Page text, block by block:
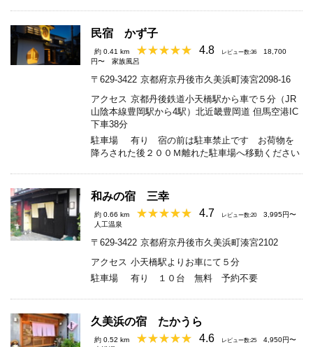
民宿 かず子
約 0.41 km 4.8 レビュー数:36
18,700
円〜
家族風呂
〒629-3422 京都府京丹後市久美浜町湊宮2098-16
アクセス 京都丹後鉄道小天橋駅から車で５分（JR
山陰本線豊岡駅から4駅）北近畿豊岡道 但馬空港IC
下車38分
駐車場
有り 宿の前は駐車禁止です お荷物を
降ろされた後２００Ｍ離れた駐車場へ移動ください
和みの宿 三幸
約 0.66 km 4.7 レビュー数:20
3,995円〜
人工温泉
〒629-3422 京都府京丹後市久美浜町湊宮2102
アクセス 小天橋駅よりお車にて５分
駐車場
有り １０台 無料 予約不要
久美浜の宿 たかうら
約 0.52 km 4.6 レビュー数:25
4,950円〜